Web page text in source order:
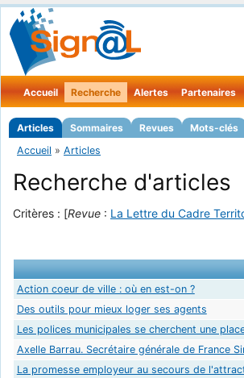
Accueil Recherche
Articles Sommaires Revues Mots-clés
Alertes Partenaires
Accueil » Articles
Recherche d'articles
Critères : [Revue : La Lettre du Cadre
Action coeur de ville : où en est-on ?
Des outils pour mieux loger ses agents
Les polices municipales se cherchent une
Axelle Barrau. Secrétaire générale de France
La promesse employeur au secours de